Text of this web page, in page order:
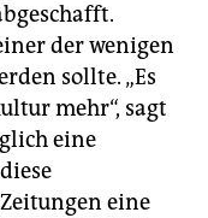
der wenigen
sollte. „Es
mehr“, sagt
eine
eine